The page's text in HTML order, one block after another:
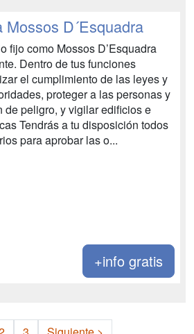
D´Esquadra
fijo como Mossos D’Esquadra
Dentro de tus funciones
el cumplimiento de las leyes y
proteger a las personas y
de peligro, y vigilar edificios e
Tendrás a tu disposición todos
para aprobar las o...
+info gratis